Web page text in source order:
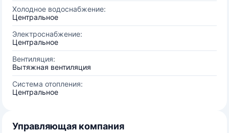
Холодное водоснабжение:
Центральное
Электроснабжение:
Центральное
Вентиляция:
Вытяжная вентиляция
Система отопления:
Центральное
Управляющая компания